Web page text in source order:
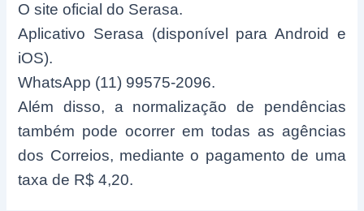
O site oficial do Serasa.
Aplicativo Serasa (disponível para Android e
iOS).
WhatsApp (11) 99575-2096.
Além disso, a normalização de pendências
também pode ocorrer em todas as agências
dos Correios, mediante o pagamento de uma
taxa de R$ 4,20.